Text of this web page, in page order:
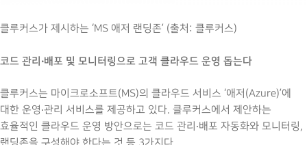
클루커스가 제시하는 ‘MS 애저 랜딩존’ (출처: 클루커스)
코드 관리‧배포 및 모니터링으로 고객 클라우드 운영 돕는다
클루커스는 마이크로소프트(MS)의 클라우드 서비스 ‘애저(Azure)’에
대한 운영‧관리 서비스를 제공하고 있다. 클루커스에서 제안하는
효율적인 클라우드 운영 방안으로는 코드 관리‧배포 자동화와 모니터링,